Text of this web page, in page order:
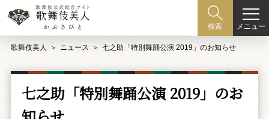
検索 メニュー
歌舞伎美人 ニュース 七之助「特別舞踊公演 2019」のお知らせ
七之助「特別舞踊公演 2019」のお